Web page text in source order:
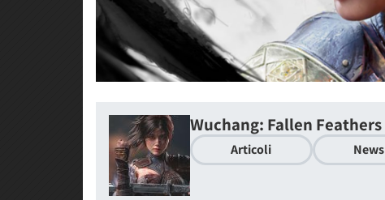
Wuchang: Fallen Feathers
Articoli News